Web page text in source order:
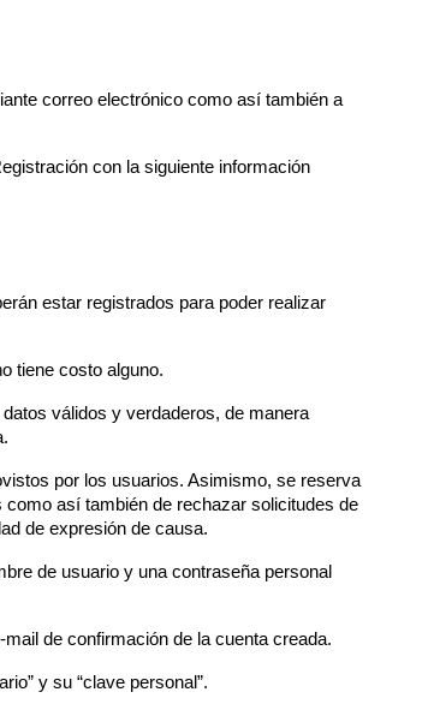
correo electrónico como así también a
con la siguiente información
estar registrados para poder realizar
tiene costo alguno.
válidos y verdaderos, de manera
por los usuarios. Asimismo, se reserva
así también de rechazar solicitudes de
de expresión de causa.
de usuario y una contraseña personal
de confirmación de la cuenta creada.
y su “clave personal”.